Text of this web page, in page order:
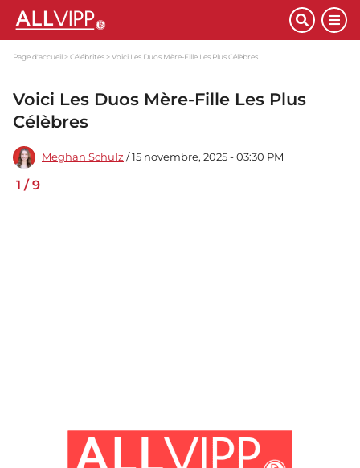
Page d'accueil Célébrités Voici Les Duos Mère-Fille Les Plus Célèbres
Voici Les Duos Mère-Fille Les Plus
Célèbres
Meghan Schulz / 15 novembre, 2025 - 03:30 PM
1 /9